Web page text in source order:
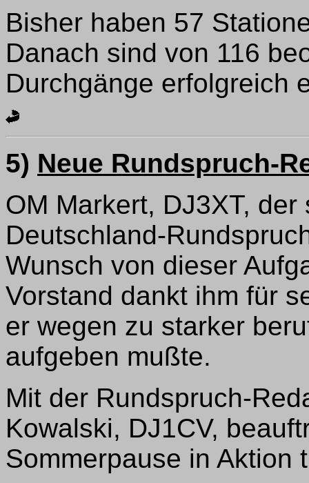
Bisher haben 57
Danach sind von 116
Durchgänge erfolgreich
5) Neue Rundspruch-
OM Markert, DJ3XT,
Deutschland-
Wunsch von dieser
Vorstand dankt ihm für
er wegen zu starker
aufgeben mußte.
Mit der Rundspruch-
Kowalski, DJ1CV,
Sommerpause in Aktion